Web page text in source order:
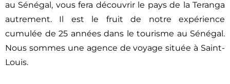
au Sénégal, vous fera découvrir le pays de la Teranga
autrement. Il est le fruit de notre expérience
cumulée de 25 années dans le tourisme au Sénégal.
Nous sommes une agence de voyage située à Saint-
Louis.